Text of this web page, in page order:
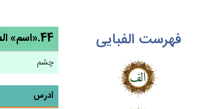
فهرست الفبایی 44.«اسم» الطَّرْف‌ِ [3] ← طرف
چشم
آدرس